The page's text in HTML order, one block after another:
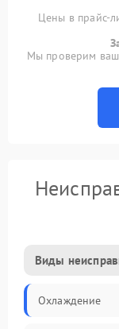
Цены в прайс-
Мы проверим
Виды
Охлаждение